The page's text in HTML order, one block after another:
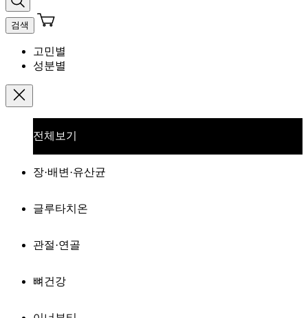
검색
고민별
성분별
전체보기
장·배변·유산균
글루타치온
관절·연골
뼈건강